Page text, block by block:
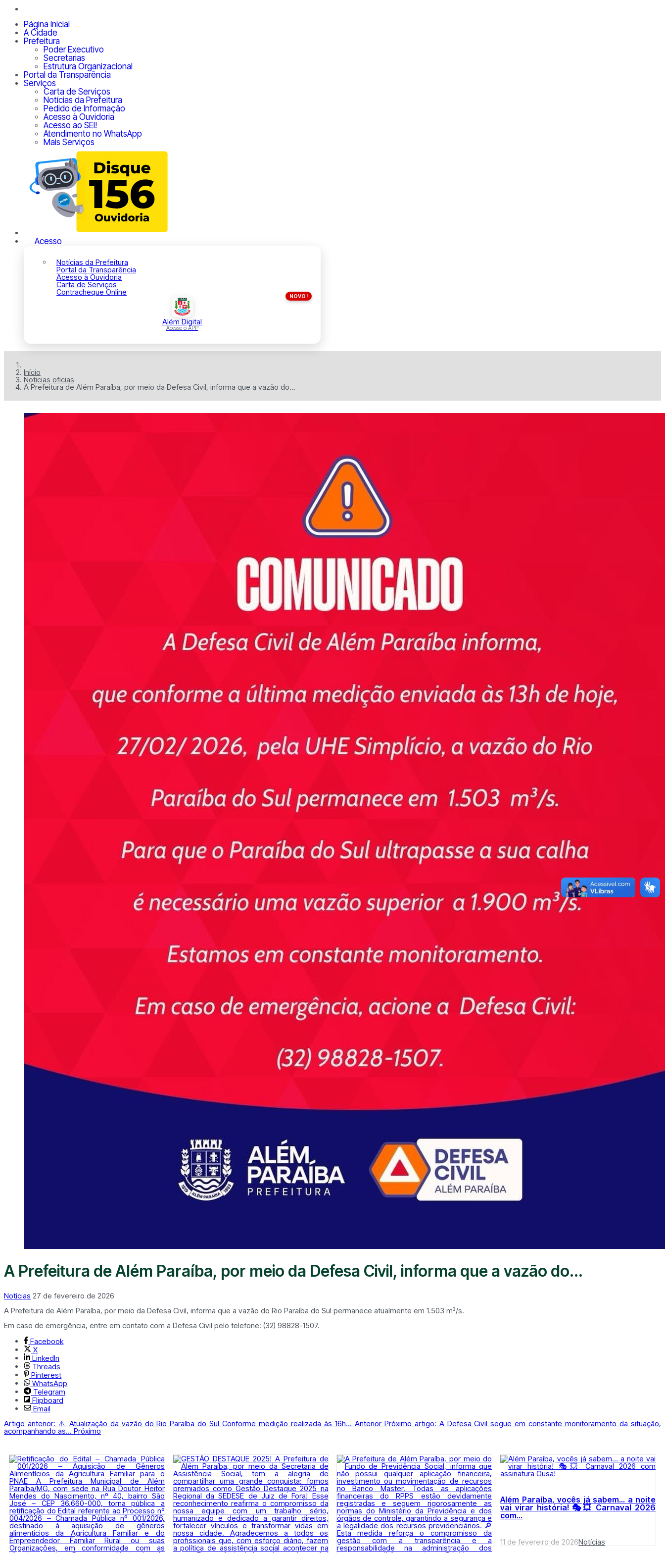
Página Inicial
A Cidade
Prefeitura
Poder Executivo
Secretarias
Estrutura Organizacional
Portal da Transparência
Serviços
Carta de Serviços
Notícias da Prefeitura
Pedido de Informação
Acesso à Ouvidoria
Acesso ao SEI!
Atendimento no WhatsApp
Mais Serviços
Acesso
Notícias da Prefeitura
Portal da Transparência
Acesso à Ouvidoria
Carta de Serviços
Contracheque Online NOVO!
Além Digital
Acesse o APP
Início
Noticias oficias
A Prefeitura de Além Paraíba, por meio da Defesa Civil, informa que a vazão do...
A Prefeitura de Além Paraíba, por meio da Defesa Civil, informa que a vazão do...
Notícias 27 de fevereiro de 2026
A Prefeitura de Além Paraíba, por meio da Defesa Civil, informa que a vazão do Rio Paraíba do Sul permanece atualmente em 1.503 m³/s.
Em caso de emergência, entre em contato com a Defesa Civil pelo telefone: (32) 98828-1507.
Facebook
X
LinkedIn
Threads
Pinterest
WhatsApp
Telegram
Flipboard
Email
Artigo anterior: ⚠️ Atualização da vazão do Rio Paraíba do Sul Conforme medição realizada às 16h... Anterior Próximo artigo: A Defesa Civil segue em constante monitoramento da situação,
acompanhando as... Próximo
Além Paraíba, vocês já sabem… a noite
vai virar história! 🎭💥 Carnaval 2026
com...
11 de fevereiro de 2026Notícias